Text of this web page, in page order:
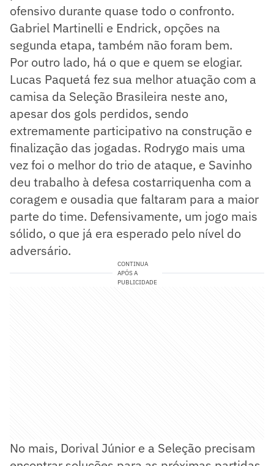
ofensivo durante quase todo o confronto.
Gabriel Martinelli e Endrick, opções na
segunda etapa, também não foram bem.
Por outro lado, há o que e quem se elogiar.
Lucas Paquetá fez sua melhor atuação com a
camisa da Seleção Brasileira neste ano,
apesar dos gols perdidos, sendo
extremamente participativo na construção e
finalização das jogadas. Rodrygo mais uma
vez foi o melhor do trio de ataque, e Savinho
deu trabalho à defesa costarriquenha com a
coragem e ousadia que faltaram para a maior
parte do time. Defensivamente, um jogo mais
sólido, o que já era esperado pelo nível do
adversário.
CONTINUA
APÓS A
PUBLICIDADE
No mais, Dorival Júnior e a Seleção precisam